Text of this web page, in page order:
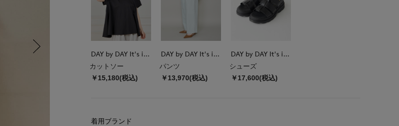
DAY by DAY It's international
カットソー
￥15,180(税込)
DAY by DAY It's international
パンツ
￥13,970(税込)
DAY by DAY It's international
シューズ
￥17,600(税込)
着用ブランド